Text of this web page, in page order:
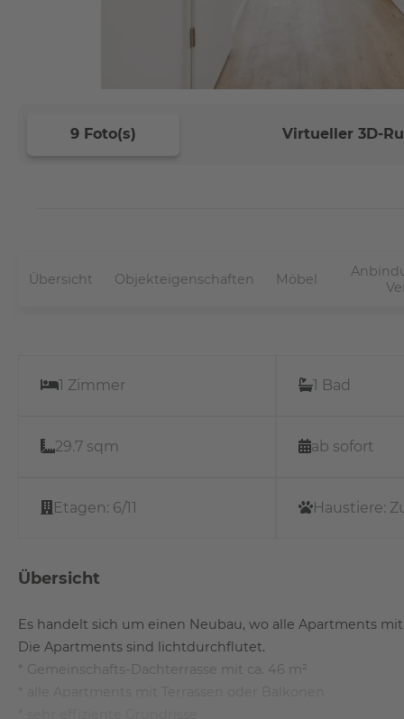
9 Foto(s) Virtueller 3D-
Übersicht Objekteigenschaften Möbel
1 Zimmer 1 Bad
29.7 sqm ab sofort
Etagen: 6/11 Haustiere:
Übersicht
Es handelt sich um einen Neubau, wo alle Apartments
Die Apartments sind lichtdurchflutet.
* Gemeinschafts-Dachterrasse mit ca. 46 m²